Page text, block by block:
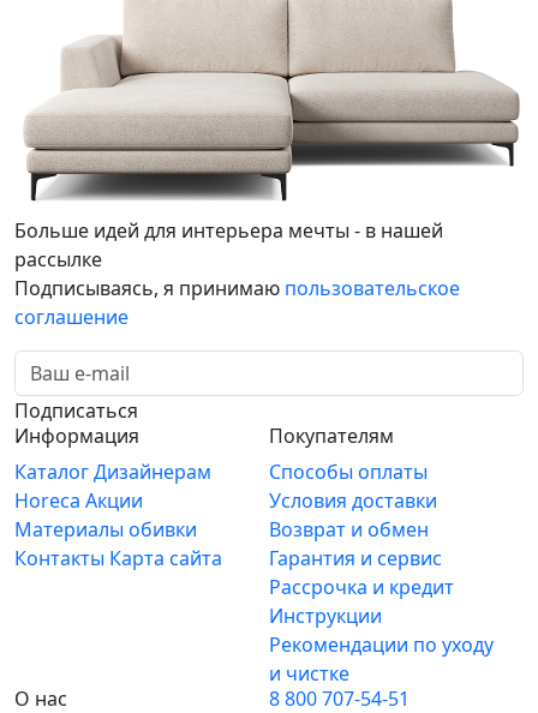
Больше идей для интерьера мечты - в нашей
рассылке
Подписываясь, я принимаю пользовательское
соглашение
Подписаться
Информация
КаталогДизайнерам
Horeca Акции
Материалы обивки
Контакты Карта сайта
Покупателям
Способы оплаты
Условия доставки
Возврат и обмен
Гарантия и сервис
Рассрочка и кредит
Инструкции
Рекомендации по уходу
и чистке
О нас
8 800 707-54-51